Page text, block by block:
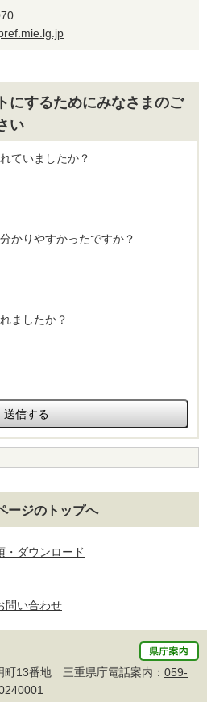
にするためにみなさまのご
い
ていましたか？
かりやすかったですか？
ましたか？
ージのトップへ
・ダウンロード
問い合わせ
13番地 三重県庁電話案内： 059-